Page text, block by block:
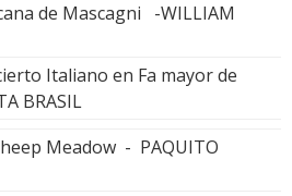
de Mascagni -WILLIAM
Italiano en Fa mayor de
BRASIL
Meadow - PAQUITO